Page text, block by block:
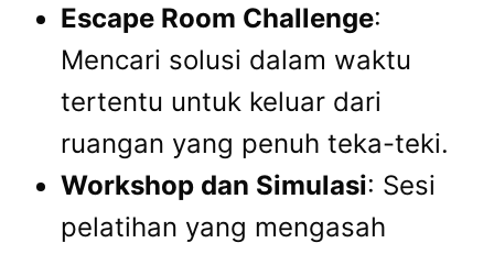
Escape Room Challenge:
Mencari solusi dalam waktu
tertentu untuk keluar dari
ruangan yang penuh teka-teki.
Workshop dan Simulasi: Sesi
pelatihan yang mengasah